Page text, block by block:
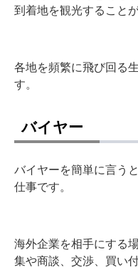
到着地を観光すること
各地を頻繁に飛び回る
す。
バイヤー
バイヤーを簡単に言う
仕事です。
海外企業を相手にする
集や商談、交渉、買い